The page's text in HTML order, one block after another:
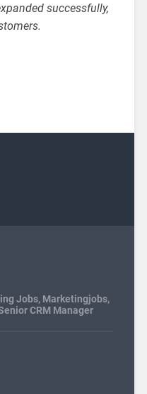
successfully,
Jobs, Marketingjobs,
CRM Manager